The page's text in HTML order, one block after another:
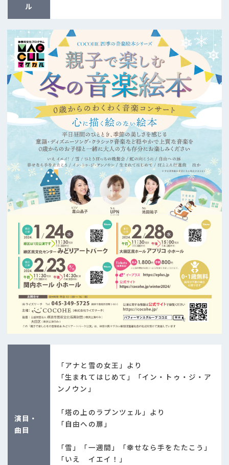
ル
演目・
曲目
「アナと雪の女王」より
「生まれてはじめて」「イン・トゥ・ジ・ア
ンノウン」
「塔の上のラプンツェル」より
「自由への扉」
「雪」「一週間」「幸せなら手をたたこう」
「いえ イエイ！」